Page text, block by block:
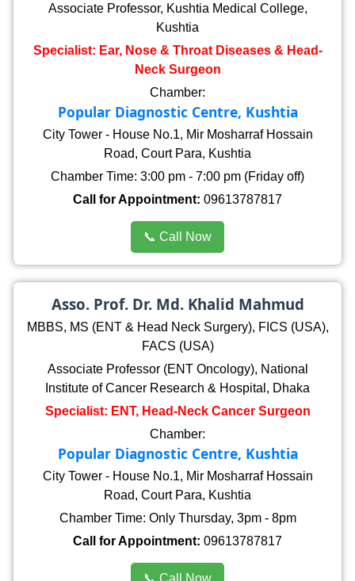
Associate Professor, Kushtia Medical College,
Kushtia
Specialist: Ear, Nose & Throat Diseases & Head-
Neck Surgeon
Chamber:
Popular Diagnostic Centre, Kushtia
City Tower - House No.1, Mir Mosharraf Hossain
Road, Court Para, Kushtia
Chamber Time: 3:00 pm - 7:00 pm (Friday off)
Call for Appointment: 09613787817
📞 Call Now
Asso. Prof. Dr. Md. Khalid Mahmud
MBBS, MS (ENT & Head Neck Surgery), FICS (USA),
FACS (USA)
Associate Professor (ENT Oncology), National
Institute of Cancer Research & Hospital, Dhaka
Specialist: ENT, Head-Neck Cancer Surgeon
Chamber:
Popular Diagnostic Centre, Kushtia
City Tower - House No.1, Mir Mosharraf Hossain
Road, Court Para, Kushtia
Chamber Time: Only Thursday, 3pm - 8pm
Call for Appointment: 09613787817
📞 Call Now